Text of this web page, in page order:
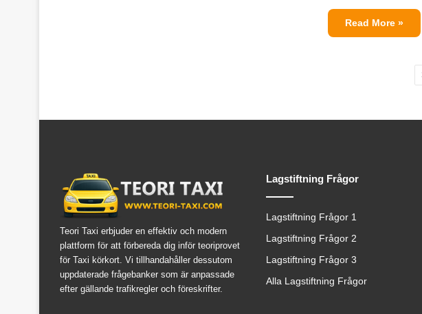
Read More »
Teori Taxi erbjuder en effektiv och modern
plattform för att förbereda dig inför teoriprovet
för Taxi körkort. Vi tillhandahåller dessutom
uppdaterade frågebanker som är anpassade
efter gällande trafikregler och föreskrifter.
Lagstiftning Frågor
Lagstiftning Frågor 1
Lagstiftning Frågor 2
Lagstiftning Frågor 3
Alla Lagstiftning Frågor